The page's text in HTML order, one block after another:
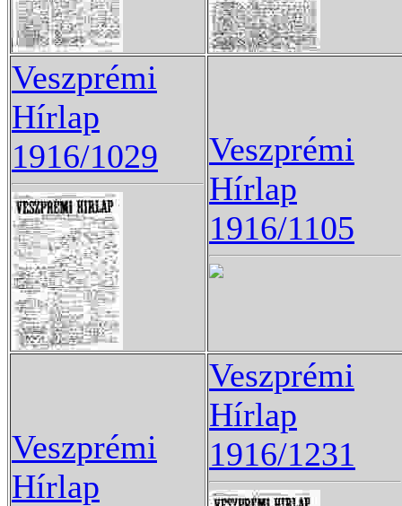
Veszprémi
Hírlap
1916/1029
Veszprémi
Hírlap
1916/1105
Veszprémi
Hírlap
Veszprémi
Hírlap
1916/1231